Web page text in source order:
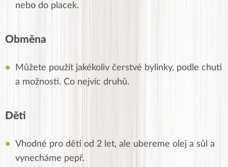
nebo do placek.
Obměna
Můžete použít jakékoliv čerstvé bylinky, podle chuti
a možností. Co nejvíc druhů.
Děti
Vhodné pro děti od 2 let, ale ubereme olej a sůl a
vynecháme pepř.